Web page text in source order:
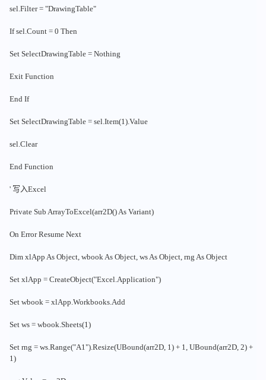
sel.Filter = "DrawingTable"
If sel.Count = 0 Then
Set SelectDrawingTable = Nothing
Exit Function
End If
Set SelectDrawingTable = sel.Item(1).Value
sel.Clear
End Function
' 写入Excel
Private Sub ArrayToExcel(arr2D() As Variant)
On Error Resume Next
Dim xlApp As Object, wbook As Object, ws As Object, rng As Object
Set xlApp = CreateObject("Excel.Application")
Set wbook = xlApp.Workbooks.Add
Set ws = wbook.Sheets(1)
Set rng = ws.Range("A1").Resize(UBound(arr2D, 1) + 1, UBound(arr2D, 2) +
1)